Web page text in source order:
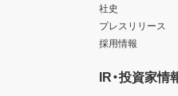
社史
プレスリリース
採用情報
IR・投資家情